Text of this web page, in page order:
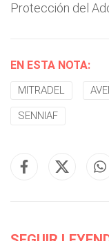
Protección del
EN ESTA NOTA:
MITRADEL
SENNIAF